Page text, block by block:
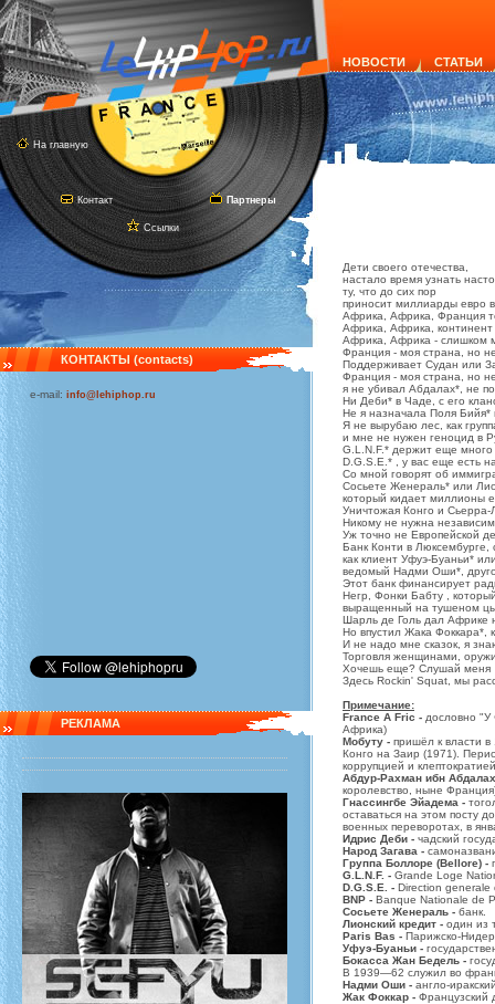
На главную
Контакт
Ссылки
Партнеры
НОВОСТИ СТАТЬИ
КОНТАКТЫ (contacts)
e-mail: info@lehiphop.ru
РЕКЛАМА
Дети своего отечества,
настало время узнать
ту, что до сих пор
приносит миллиарды евро
Африка, Африка, Франция
Африка, Африка, континент
Африка, Африка - слишком
Франция - моя страна, но
Поддерживает Судан или
Франция - моя страна, но
я не убивал Абдалах*, не
Ни Деби* в Чаде, с его
Не я назначала Поля Бийя*
Я не вырубаю лес, как
и мне не нужен геноцид в
G.L.N.F.* держит еще
D.G.S.E.* , у вас еще есть
Со мной говорят об
Сосьете Женераль* или
который кидает миллионы
Уничтожая Конго и Сьерра-
Никому не нужна
Уж точно не Европейской
Банк Конти в Люксембурге,
как клиент Уфуэ-Буаньи*
ведомый Надми Оши*,
Этот банк финансирует
Негр, Фонки Бабту ,
выращенный на тушеном
Шарль де Голь дал Африке
Но впустил Жака Фоккара*,
И не надо мне сказок, я
Торговля женщинами,
Хочешь еще? Слушай меня
Здесь Rockin' Squat, мы
Примечание:
France A Fric - дословно "У
Африка)
Мобуту - пришёл к власти в
Конго на Заир (1971).
коррупцией и
Абдур-Рахман ибн
королевство, ныне
Гнассингбе Эйадема -
оставаться на этом посту
военных переворотах, в
Идрис Деби - чадский
Народ Загава -
Группа Боллоре (Bellore) -
G.L.N.F. - Grande Loge
D.G.S.E. - Direction generale
BNP - Banque Nationale de
Сосьете Женераль - банк.
Лионский кредит - один из
Paris Bas - Парижско-
Уфуэ-Буаньи -
Бокасса Жан Бедель -
В 1939—62 служил во
Надми Оши - англо-
Жак Фоккар - Французский